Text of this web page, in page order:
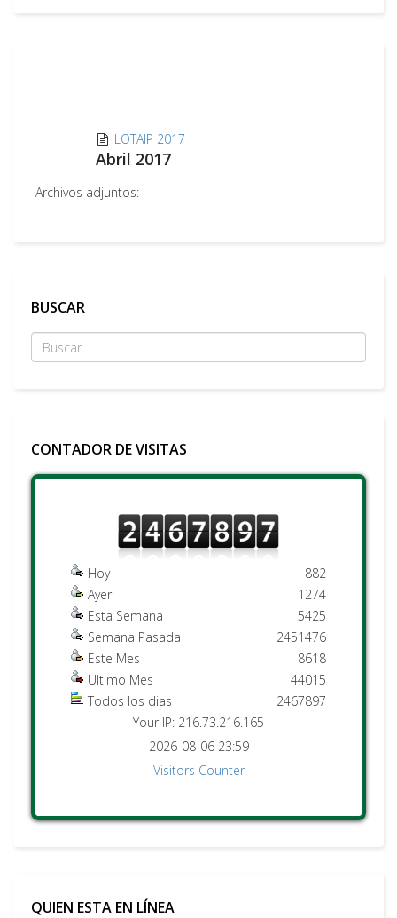
LOTAIP 2017
Abril 2017
Archivos adjuntos:
BUSCAR
CONTADOR DE VISITAS
Hoy
Ayer
Esta Semana
Semana Pasada
Este Mes
Ultimo Mes
Todos los dias
882
1274
5425
2451476
8618
44015
2467897
Your IP: 216.73.216.165
2026-08-06 23:59
Visitors Counter
QUIEN ESTA EN LÍNEA